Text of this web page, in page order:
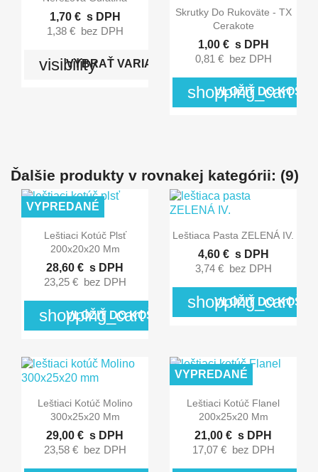
1,70 € s DPH
1,38 € bez DPH
visibility
VYBRAŤ VARIANT
 Rýchly náhľad
Skrutky Do Rukoväte - TX
Cerakote
1,00 € s DPH
0,81 € bez DPH
shopping_cart
VLOŽIŤ DO
Ďalšie produkty v rovnakej kategórii: (9)
 Rýchly náhľad
Leštiaci Kotúč Plsť
200x20x20 Mm
28,60 € s DPH
23,25 € bez DPH
shopping_cart
VLOŽIŤ DO KOŠÍKA
VYPREDANÉ
 Rýchly náhľad
Leštiaca Pasta ZELENÁ IV.
4,60 € s DPH
3,74 € bez DPH
shopping_cart
VLOŽIŤ DO
 Rýchly náhľad
Leštiaci Kotúč Molino
300x25x20 Mm
29,00 € s DPH
23,58 € bez DPH
 Rýchly náhľad
Leštiaci Kotúč Flanel
200x25x20 Mm
21,00 € s DPH
17,07 € bez DPH
VYPREDANÉ